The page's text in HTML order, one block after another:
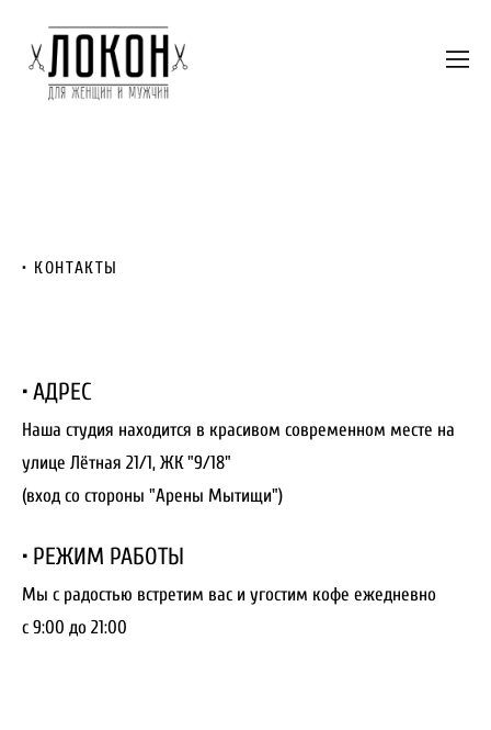
• КОНТАКТЫ
• АДРЕС
Наша студия находится в красивом современном месте на
улице Лётная 21/1, ЖК "9/18"
(вход со стороны "Арены Мытищи")
• РЕЖИМ РАБОТЫ
Мы с радостью встретим вас и угостим кофе ежедневно
с 9:00 до 21:00